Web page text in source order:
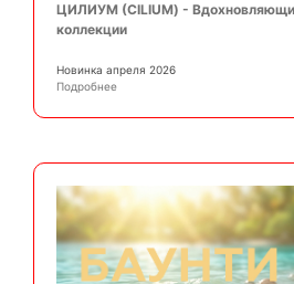
ЦИЛИУМ (CILIUM) -
коллекции
Новинка апреля 2026
Подробнее